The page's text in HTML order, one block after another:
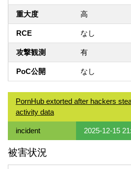
重大度 高
RCE なし
攻撃観測 有
PoC公開 なし
PornHub extorted after hackers
activity data
incident 2025-12-15
被害状況